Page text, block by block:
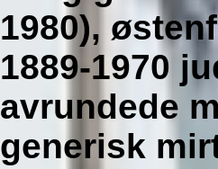
1980),
1889-1970
avrundede
generisk